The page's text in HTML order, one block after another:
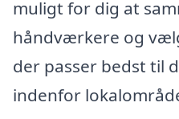
muligt for dig at
håndværkere og
der passer bedst til
indenfor